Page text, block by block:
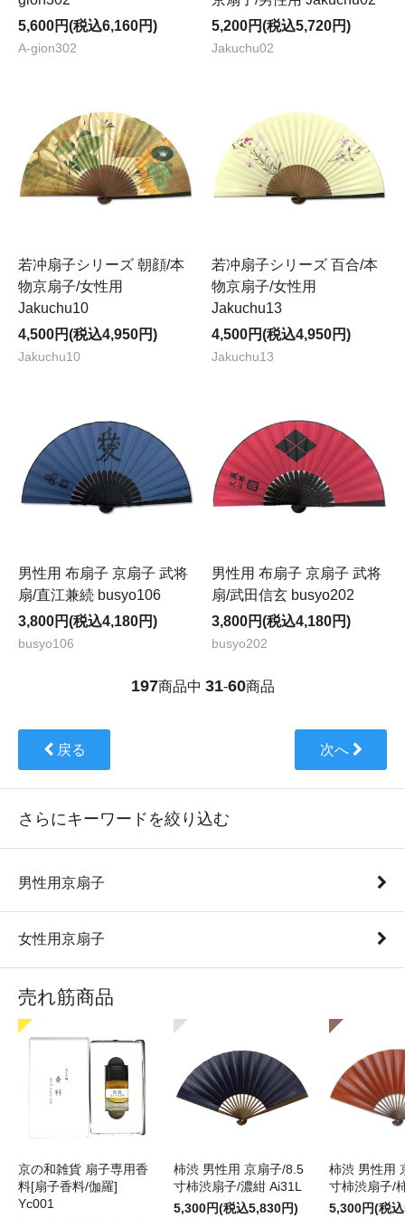
5,600円(税込6,160円)
A-gion302
5,200円(税込5,720円)
Jakuchu02
若冲扇子シリーズ 朝顔/本
物京扇子/女性用
Jakuchu10
4,500円(税込4,950円)
Jakuchu10
若冲扇子シリーズ 百合/本
物京扇子/女性用
Jakuchu13
4,500円(税込4,950円)
Jakuchu13
男性用 布扇子 京扇子 武将
扇/直江兼続 busyo106
3,800円(税込4,180円)
busyo106
男性用 布扇子 京扇子 武将
扇/武田信玄 busyo202
3,800円(税込4,180円)
busyo202
197商品中 31-60商品
戻る 次へ
さらにキーワードを絞り込む
男性用京扇子
女性用京扇子
売れ筋商品
京の和雑貨 扇子専用香
料[扇子香料/伽羅]
Yc001
柿渋 男性用 京扇子/8.5
寸柿渋扇子/濃紺 Ai31L
5,300円(税込5,830円)
柿渋 男性用
寸柿渋扇子/
5,300円(税